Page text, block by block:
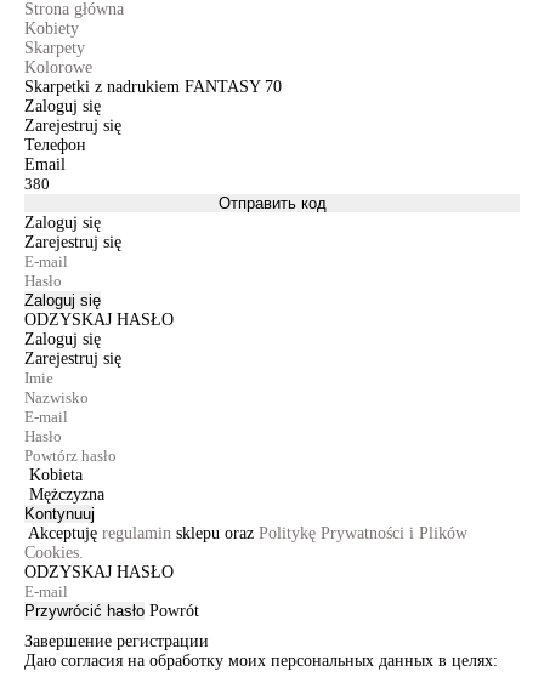
Strona główna
Kobiety
Skarpety
Kolorowe
Skarpetki z nadrukiem FANTASY 70
Zaloguj się
Zarejestruj się
Телефон
Email
Отправить код
Zaloguj się
Zarejestruj się
Zaloguj się
ODZYSKAJ HASŁO
Zaloguj się
Zarejestruj się
Kobieta
Mężczyzna
Kontynuuj
Akceptuję regulamin sklepu oraz Politykę Prywatności i Plików
Cookies.
ODZYSKAJ HASŁO
Przywrócić hasło Powrót
Завершение регистрации
Даю согласия на обработку моих персональных данных в целях: